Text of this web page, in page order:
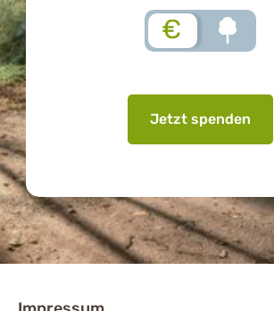
€
Jetzt spenden